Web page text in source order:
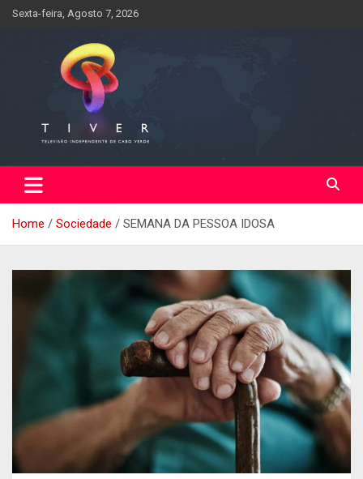
SkipSexta-feira, Agosto 7, 2026
Home Sociedade SEMANA DA PESSOA IDOSA